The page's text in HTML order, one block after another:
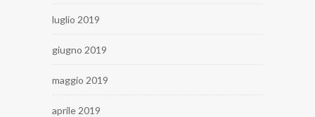
luglio 2019
giugno 2019
maggio 2019
aprile 2019